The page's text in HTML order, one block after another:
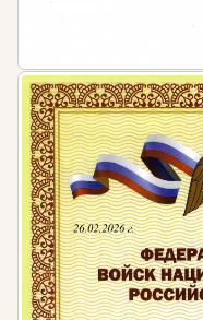
радиационной
Согласно ст.14
радиационной
обращении с
излучения
подготовку и
исполнителей
выполняющих
ионизирующего
обеспечения